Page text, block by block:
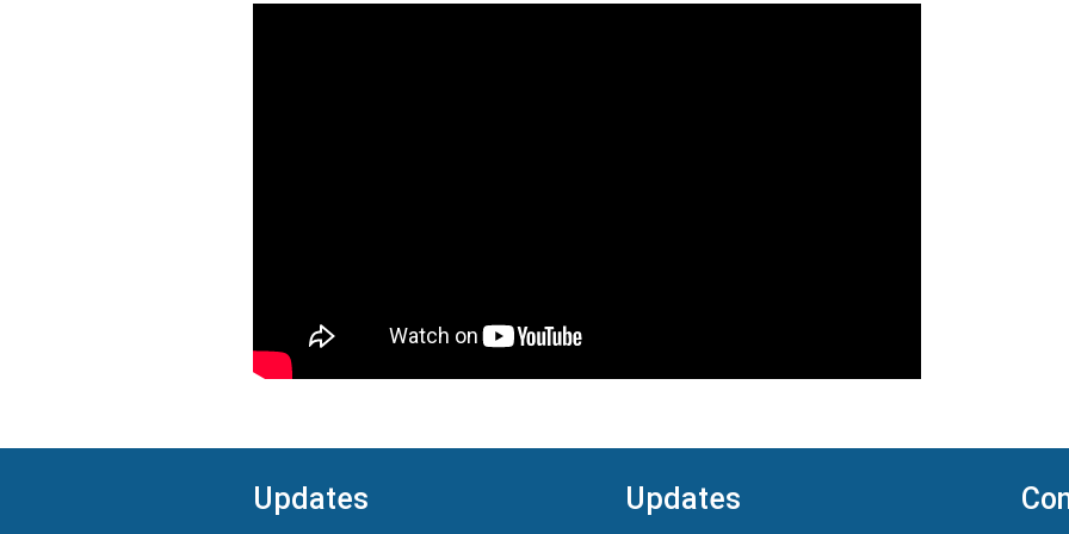
Updates Updates